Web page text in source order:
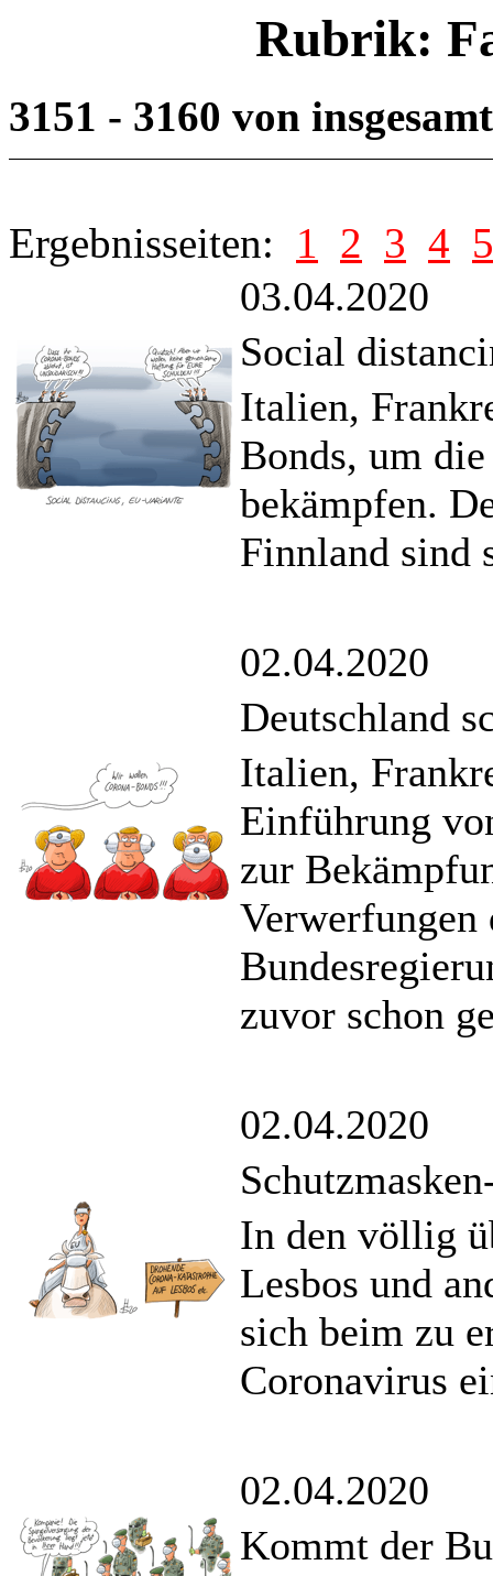
Rubrik:
3151 - 3160 von
Ergebnisseiten: 1 2 3 4 5
03.04.2020
Social
Italien,
Bonds, um
bekämpfen.
Finnland sind
02.04.2020
Deutschland
Italien,
Einführung
zur
Verwerfungen
zuvor schon
02.04.2020
In den völlig
Lesbos und
sich beim zu
Coronavirus
02.04.2020
Kommt der